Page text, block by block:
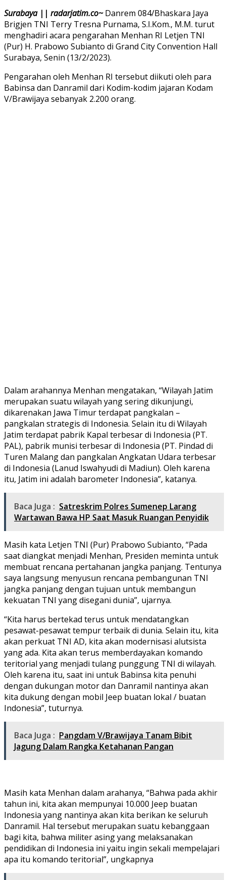
Surabaya || radarjatim.co~Danrem 084/Bhaskara Jaya
Brigjen TNI Terry Tresna Purnama, S.I.Kom., M.M. turut
menghadiri acara pengarahan Menhan RI Letjen TNI
(Pur) H. Prabowo Subianto di Grand City Convention Hall
Surabaya, Senin (13/2/2023).
Pengarahan oleh Menhan RI tersebut diikuti oleh para
Babinsa dan Danramil dari Kodim-kodim jajaran Kodam
V/Brawijaya sebanyak 2.200 orang.
Dalam arahannya Menhan mengatakan, “Wilayah Jatim
merupakan suatu wilayah yang sering dikunjungi,
dikarenakan Jawa Timur terdapat pangkalan –
pangkalan strategis di Indonesia. Selain itu di Wilayah
Jatim terdapat pabrik Kapal terbesar di Indonesia (PT.
PAL), pabrik munisi terbesar di Indonesia (PT. Pindad di
Turen Malang dan pangkalan Angkatan Udara terbesar
di Indonesia (Lanud Iswahyudi di Madiun). Oleh karena
itu, Jatim ini adalah barometer Indonesia”, katanya.
Baca Juga : Satreskrim Polres Sumenep Larang
Wartawan Bawa HP Saat Masuk Ruangan Penyidik
Masih kata Letjen TNI (Pur) Prabowo Subianto, “Pada
saat diangkat menjadi Menhan, Presiden meminta untuk
membuat rencana pertahanan jangka panjang. Tentunya
saya langsung menyusun rencana pembangunan TNI
jangka panjang dengan tujuan untuk membangun
kekuatan TNI yang disegani dunia”, ujarnya.
“Kita harus bertekad terus untuk mendatangkan
pesawat-pesawat tempur terbaik di dunia. Selain itu, kita
akan perkuat TNI AD, kita akan modernisasi alutsista
yang ada. Kita akan terus memberdayakan komando
teritorial yang menjadi tulang punggung TNI di wilayah.
Oleh karena itu, saat ini untuk Babinsa kita penuhi
dengan dukungan motor dan Danramil nantinya akan
kita dukung dengan mobil Jeep buatan lokal / buatan
Indonesia”, tuturnya.
Baca Juga : Pangdam V/Brawijaya Tanam Bibit
Jagung Dalam Rangka Ketahanan Pangan
Masih kata Menhan dalam arahanya, “Bahwa pada akhir
tahun ini, kita akan mempunyai 10.000 Jeep buatan
Indonesia yang nantinya akan kita berikan ke seluruh
Danramil. Hal tersebut merupakan suatu kebanggaan
bagi kita, bahwa militer asing yang melaksanakan
pendidikan di Indonesia ini yaitu ingin sekali mempelajari
apa itu komando teritorial”, ungkapnya